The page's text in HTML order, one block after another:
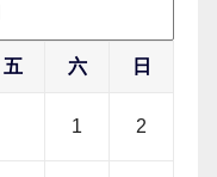
五 六 日
1 2